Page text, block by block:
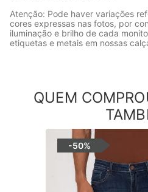
Atenção: Pode haver variações
cores expressas nas fotos, por
iluminação e brilho de cada
etiquetas e metais em nossas
QUEM
-50%